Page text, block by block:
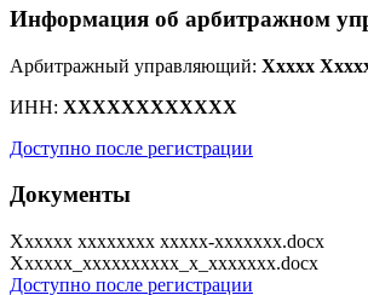
Информация об арбитражном
Арбитражный управляющий: Xxxxx
ИНН: XXXXXXXXXXXX
Доступно после регистрации
Документы
Xxxxxx xxxxxxxx xxxxx-xxxxxxx.docx
Xxxxxx_xxxxxxxxxx_x_xxxxxxx.docx
Доступно после регистрации